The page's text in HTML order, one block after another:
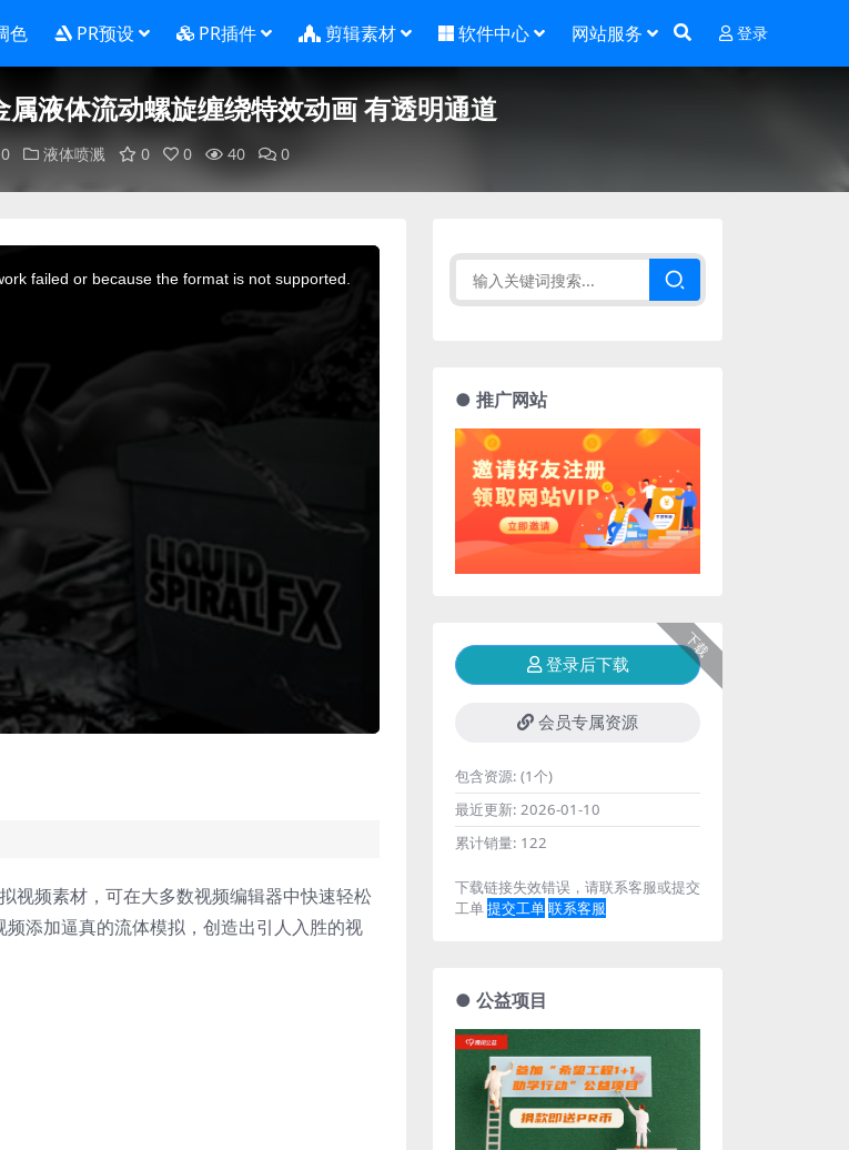
色 PR预设 PR插件 剪辑素材 软件中心 网站服务 登录
液体流动螺旋缠绕特效动画 有透明通道
液体喷溅 0 0 40 0
failed or because the format is not supported.
视频素材，可在大多数视频编辑器中快速轻松
添加逼真的流体模拟，创造出引人入胜的视
● 推广网站
下载
登录后下载
会员专属资源
包含资源: (1个)
最近更新: 2026-01-10
累计销量: 122
下载链接失效错误，请联系客服或提交
工单提交工单联系客服
● 公益项目